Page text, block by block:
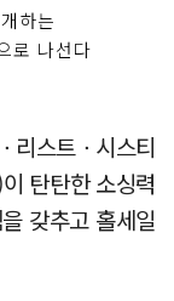
하는
로 나선다
리스트ㆍ시스티
탄탄한 소싱력
갖추고 홀세일